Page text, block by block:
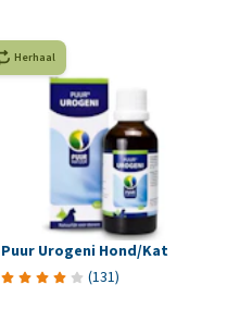
Herhaal
Puur Urogeni Hond/Kat
(131)